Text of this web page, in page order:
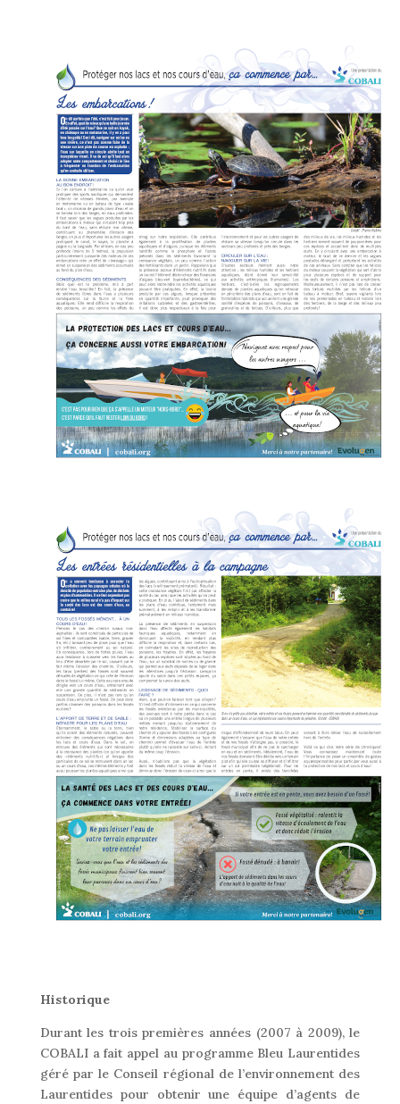
Historique
Durant les trois premières années (2007 à 2009), le
COBALI a fait appel au programme Bleu Laurentides
géré par le Conseil régional de l’environnement des
Laurentides pour obtenir une équipe d’agents de